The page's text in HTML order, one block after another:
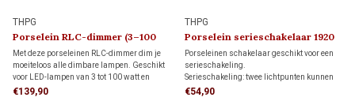
THPG
Porselein RLC-dimmer (3–100
Watt) 1920
Met deze porseleinen RLC-dimmer dim je
moeiteloos alle dimbare lampen. Geschikt
voor LED-lampen van 3 tot 100 watt en
andere lampen van 7 tot 220 watt. Dankzij
€139,90
THPG
Porselein serieschakelaar 1920
Porseleinen schakelaar geschikt voor een
serieschakeling.
Serieschakeling: twee lichtpunten kunnen
afzonderlijk worden bediend met één
€54,90